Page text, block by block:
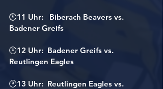
🕚11 Uhr:   Biberach Beavers vs.
Badener Greifs
🕛12 Uhr:  Badener Greifs vs.
Reutlingen Eagles
🕐13 Uhr:  Reutlingen Eagles vs.